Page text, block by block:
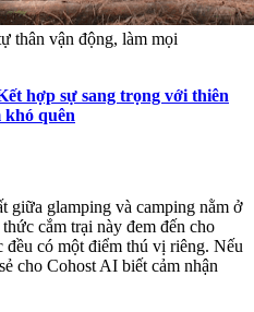
thân vận động, làm mọi
hợp sự sang trọng với thiên
khó quên
giữa glamping và camping nằm ở
cắm trại này đem đến cho
có một điểm thú vị riêng. Nếu
cho Cohost AI biết cảm nhận